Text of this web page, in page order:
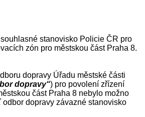
stanovisko Policie ČR pro
zón pro městskou část Praha 8.
dopravy Úřadu městské části
dopravy“) pro povolení zřízení
část Praha 8 nebylo možno
dopravy závazné stanovisko